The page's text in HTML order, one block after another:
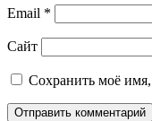
Email *
Сайт
Сохранить моё